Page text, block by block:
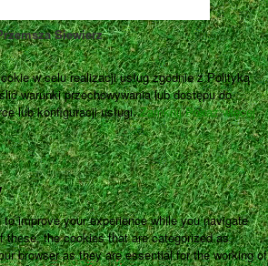
Siewierz
w celu realizacji usług zgodnie z Polityką
warunki przechowywania lub dostępu do
lub konfiguracji usługi.Zamknij Pokaż więcej
improve your experience while you navigate
these, the cookies that are categorized as
browser as they are essential for the working of